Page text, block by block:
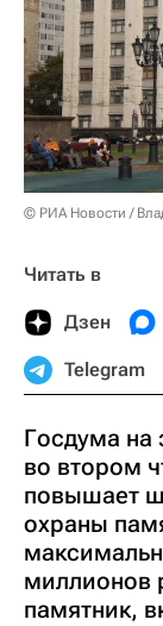
© РИА Новости /
Читать в
Дзен
Telegram
Госдума на
во втором
повышает
охраны
миллионов
памятник,